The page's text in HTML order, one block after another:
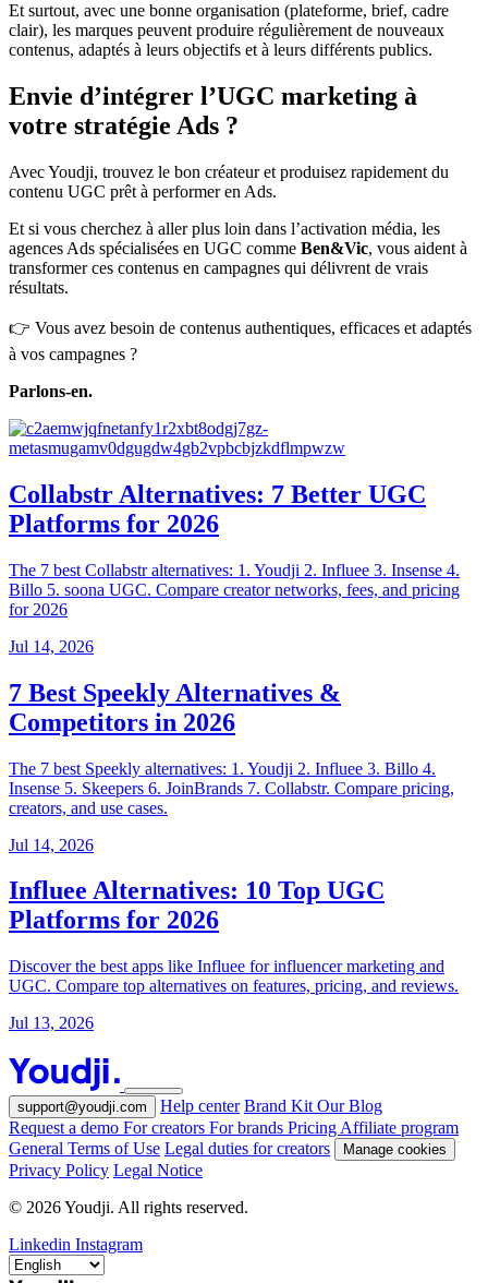
Et surtout, avec une bonne organisation (plateforme, brief, cadre
clair), les marques peuvent produire régulièrement de nouveaux
contenus, adaptés à leurs objectifs et à leurs différents publics.
Envie d’intégrer l’UGC marketing à
votre stratégie Ads ?
Avec Youdji, trouvez le bon créateur et produisez rapidement du
contenu UGC prêt à performer en Ads.
Et si vous cherchez à aller plus loin dans l’activation média, les
agences Ads spécialisées en UGC comme Ben&Vic, vous aident à
transformer ces contenus en campagnes qui délivrent de vrais
résultats.
👉 Vous avez besoin de contenus authentiques, efficaces et adaptés
à vos campagnes ?
Parlons-en.
Collabstr Alternatives: 7 Better UGC
Platforms for 2026
The 7 best Collabstr alternatives: 1. Youdji 2. Influee 3. Insense 4.
Billo 5. soona UGC. Compare creator networks, fees, and pricing
for 2026
Jul 14, 2026
7 Best Speekly Alternatives &
Competitors in 2026
The 7 best Speekly alternatives: 1. Youdji 2. Influee 3. Billo 4.
Insense 5. Skeepers 6. JoinBrands 7. Collabstr. Compare pricing,
creators, and use cases.
Jul 14, 2026
Influee Alternatives: 10 Top UGC
Platforms for 2026
Discover the best apps like Influee for influencer marketing and
UGC. Compare top alternatives on features, pricing, and reviews.
Jul 13, 2026
support@youdji.com Help center Brand Kit Our Blog
Request a demo For creators For brands Pricing Affiliate program
General Terms of Use Legal duties for creators Manage cookies
Privacy Policy Legal Notice
© 2026 Youdji. All rights reserved.
Linkedin Instagram